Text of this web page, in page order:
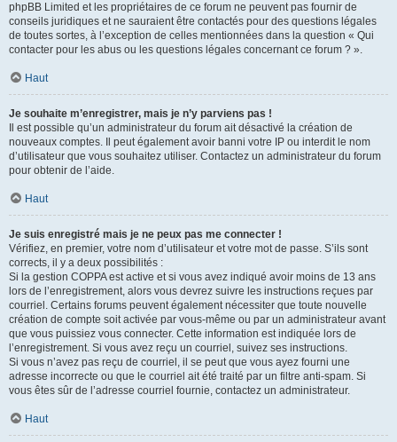
phpBB Limited et les propriétaires de ce forum ne peuvent pas fournir de
conseils juridiques et ne sauraient être contactés pour des questions légales
de toutes sortes, à l’exception de celles mentionnées dans la question « Qui
contacter pour les abus ou les questions légales concernant ce forum ? ».
Haut
Je souhaite m’enregistrer, mais je n’y parviens pas !
Il est possible qu’un administrateur du forum ait désactivé la création de
nouveaux comptes. Il peut également avoir banni votre IP ou interdit le nom
d’utilisateur que vous souhaitez utiliser. Contactez un administrateur du forum
pour obtenir de l’aide.
Haut
Je suis enregistré mais je ne peux pas me connecter !
Vérifiez, en premier, votre nom d’utilisateur et votre mot de passe. S’ils sont
corrects, il y a deux possibilités :
Si la gestion COPPA est active et si vous avez indiqué avoir moins de 13 ans
lors de l’enregistrement, alors vous devrez suivre les instructions reçues par
courriel. Certains forums peuvent également nécessiter que toute nouvelle
création de compte soit activée par vous-même ou par un administrateur avant
que vous puissiez vous connecter. Cette information est indiquée lors de
l’enregistrement. Si vous avez reçu un courriel, suivez ses instructions.
Si vous n’avez pas reçu de courriel, il se peut que vous ayez fourni une
adresse incorrecte ou que le courriel ait été traité par un filtre anti-spam. Si
vous êtes sûr de l’adresse courriel fournie, contactez un administrateur.
Haut